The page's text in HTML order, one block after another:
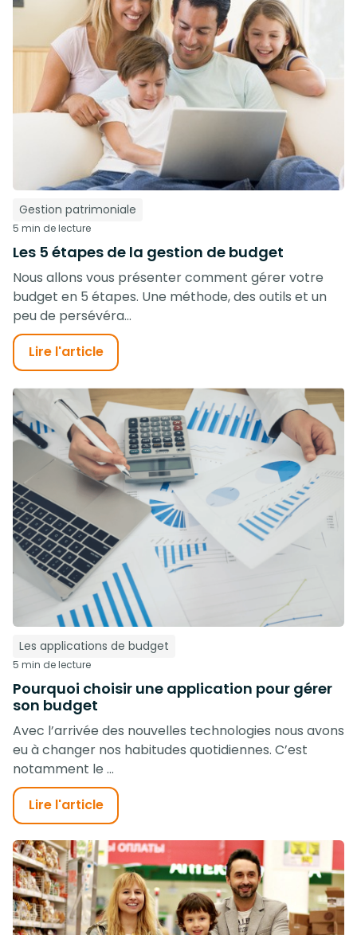
Gestion patrimoniale
5 min de lecture
Les 5 étapes de la gestion de budget
Nous allons vous présenter comment gérer votre
budget en 5 étapes. Une méthode, des outils et un
peu de persévéra...
Lire l'article
Les applications de budget
5 min de lecture
Pourquoi choisir une application pour gérer
son budget
Avec l’arrivée des nouvelles technologies nous avons
eu à changer nos habitudes quotidiennes. C’est
notamment le ...
Lire l'article